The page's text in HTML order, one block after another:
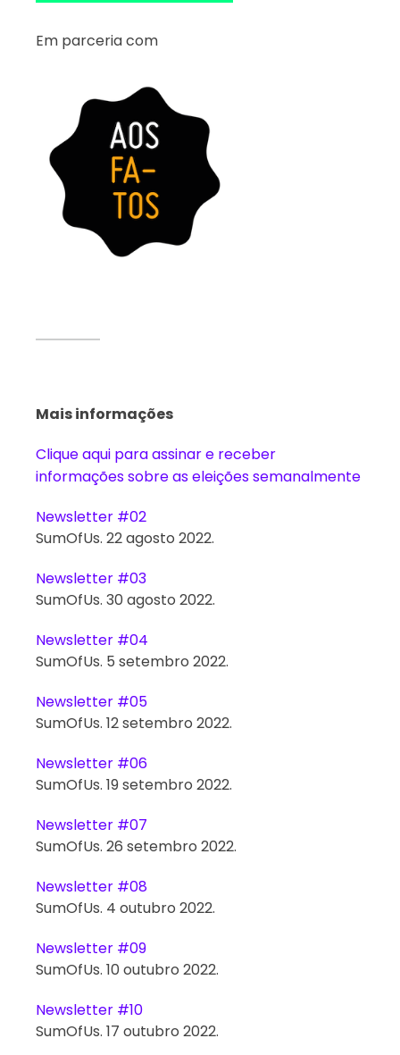
Em parceria com
Mais informações
Clique aqui para assinar e receber
informações sobre as eleições semanalmente
Newsletter #02
SumOfUs. 22 agosto 2022.
Newsletter #03
SumOfUs. 30 agosto 2022.
Newsletter #04
SumOfUs. 5 setembro 2022.
Newsletter #05
SumOfUs. 12 setembro 2022.
Newsletter #06
SumOfUs. 19 setembro 2022.
Newsletter #07
SumOfUs. 26 setembro 2022.
Newsletter #08
SumOfUs. 4 outubro 2022.
Newsletter #09
SumOfUs. 10 outubro 2022.
Newsletter #10
SumOfUs. 17 outubro 2022.